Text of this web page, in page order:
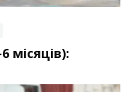
місяців):